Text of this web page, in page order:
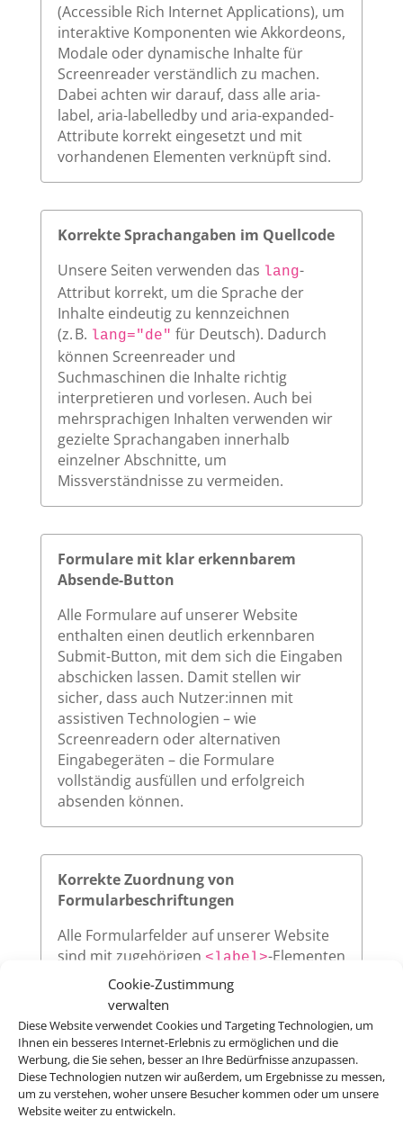
Cookie-Zustimmung
verwalten
Diese Website verwendet Cookies und Targeting Technologien, um
Ihnen ein besseres Internet-Erlebnis zu ermöglichen und die
Werbung, die Sie sehen, besser an Ihre Bedürfnisse anzupassen.
Diese Technologien nutzen wir außerdem, um Ergebnisse zu messen,
um zu verstehen, woher unsere Besucher kommen oder um unsere
Website weiter zu entwickeln.
(Accessible Rich Internet Applications), um
interaktive Komponenten wie Akkordeons,
Modale oder dynamische Inhalte für
Screenreader verständlich zu machen.
Dabei achten wir darauf, dass alle aria-
label, aria-labelledby und aria-expanded-
Attribute korrekt eingesetzt und mit
vorhandenen Elementen verknüpft sind.
Korrekte Sprachangaben im Quellcode
Unsere Seiten verwenden das lang-
Attribut korrekt, um die Sprache der
Inhalte eindeutig zu kennzeichnen
(z. B. lang="de" für Deutsch). Dadurch
können Screenreader und
Suchmaschinen die Inhalte richtig
interpretieren und vorlesen. Auch bei
mehrsprachigen Inhalten verwenden wir
gezielte Sprachangaben innerhalb
einzelner Abschnitte, um
Missverständnisse zu vermeiden.
Formulare mit klar erkennbarem
Absende-Button
Alle Formulare auf unserer Website
enthalten einen deutlich erkennbaren
Submit-Button, mit dem sich die Eingaben
abschicken lassen. Damit stellen wir
sicher, dass auch Nutzer:innen mit
assistiven Technologien – wie
Screenreadern oder alternativen
Eingabegeräten – die Formulare
vollständig ausfüllen und erfolgreich
absenden können.
Korrekte Zuordnung von
Formularbeschriftungen
Alle Formularfelder auf unserer Website
sind mit zugehörigen <label>-Elementen
versehen, die über dasfor
eindeutig auf die jeweilige
Eingabefeldes verweisen. Diese klare
Zuordnung verbessert die
Nutzerfreundlichkeit und sorgt dafür,
dass assistive Technologien wie
Screenreader die Beschriftungen korrekt